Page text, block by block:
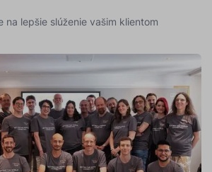
na lepšie slúženie vašim klientom